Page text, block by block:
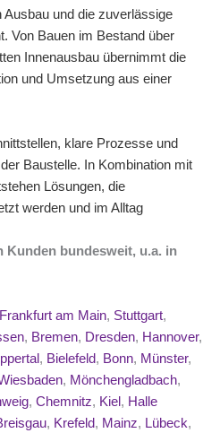
Ausbau und die zuverlässige
Von Bauen im Bestand über
Innenausbau übernimmt die
und Umsetzung aus einer
klare Prozesse und
Baustelle. In Kombination mit
Lösungen, die
werden und im Alltag
bundesweit, u.a. in
Frankfurt am Main, Stuttgart,
, Bremen, Dresden, Hannover,
, Bielefeld, Bonn, Münster,
, Mönchengladbach,
, Chemnitz, Kiel , Halle
, Krefeld, Mainz, Lübeck,